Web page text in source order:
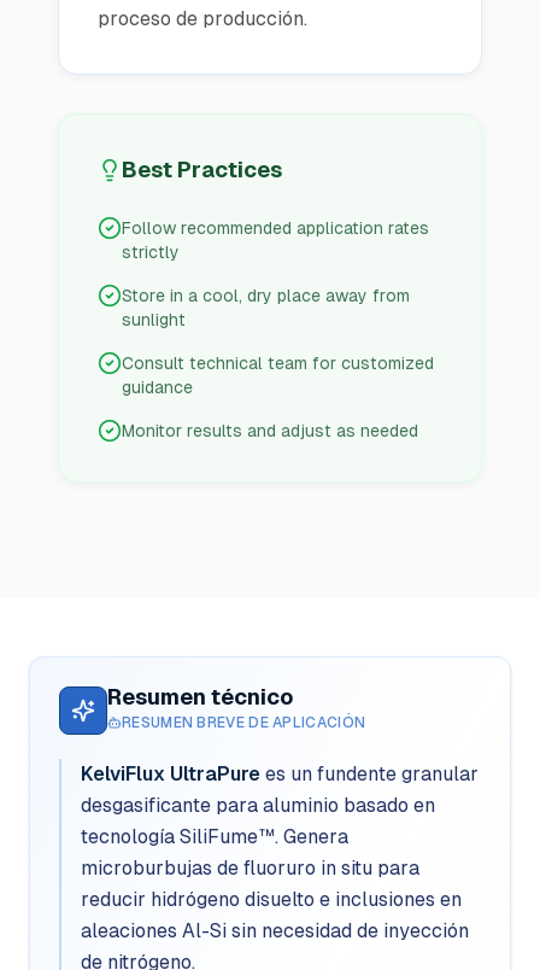
proceso de producción.
Best Practices
Follow recommended application rates
strictly
Store in a cool, dry place away from
sunlight
Consult technical team for customized
guidance
Monitor results and adjust as needed
Resumen técnico
RESUMEN BREVE DE APLICACIÓN
KelviFlux UltraPure es un fundente granular
desgasificante para aluminio basado en
tecnología SiliFume™. Genera
microburbujas de fluoruro in situ para
reducir hidrógeno disuelto e inclusiones en
aleaciones Al-Si sin necesidad de inyección
de nitrógeno.